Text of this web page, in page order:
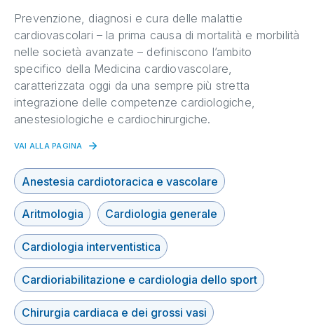
Prevenzione, diagnosi e cura delle malattie
cardiovascolari – la prima causa di mortalità e morbilità
nelle società avanzate – definiscono l’ambito
specifico della Medicina cardiovascolare,
caratterizzata oggi da una sempre più stretta
integrazione delle competenze cardiologiche,
anestesiologiche e cardiochirurgiche.
VAI ALLA PAGINA
Anestesia cardiotoracica e vascolare
Aritmologia Cardiologia generale
Cardiologia interventistica
Cardioriabilitazione e cardiologia dello sport
Chirurgia cardiaca e dei grossi vasi